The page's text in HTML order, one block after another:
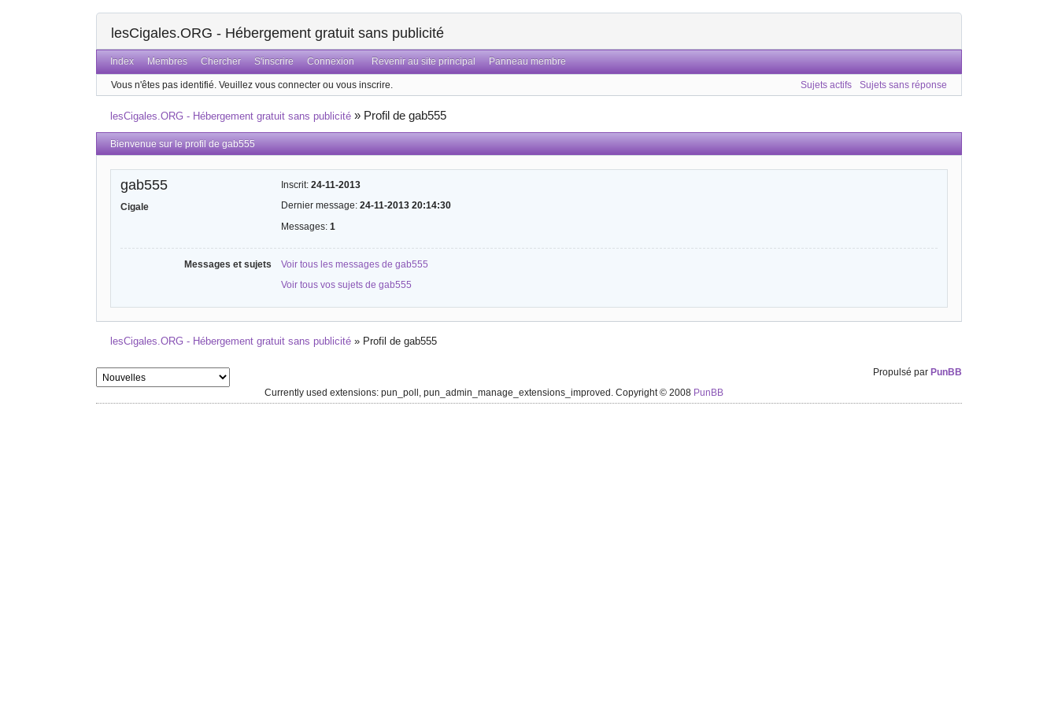
lesCigales.ORG - Hébergement gratuit sans publicité
Index Membres Chercher S'inscrire Connexion Revenir au site principal Panneau membre
Vous n'êtes pas identifié. Veuillez vous connecter ou vous inscrire. Sujets actifs Sujets sans réponse
lesCigales.ORG - Hébergement gratuit sans publicité » Profil de gab555
Bienvenue sur le profil de gab555
gab555
Cigale
Inscrit: 24-11-2013
Dernier message: 24-11-2013 20:14:30
Messages: 1
Messages et sujets
Voir tous les messages de gab555
Voir tous vos sujets de gab555
lesCigales.ORG - Hébergement gratuit sans publicité » Profil de gab555
Propulsé par PunBB
Currently used extensions: pun_poll, pun_admin_manage_extensions_improved. Copyright © 2008 PunBB